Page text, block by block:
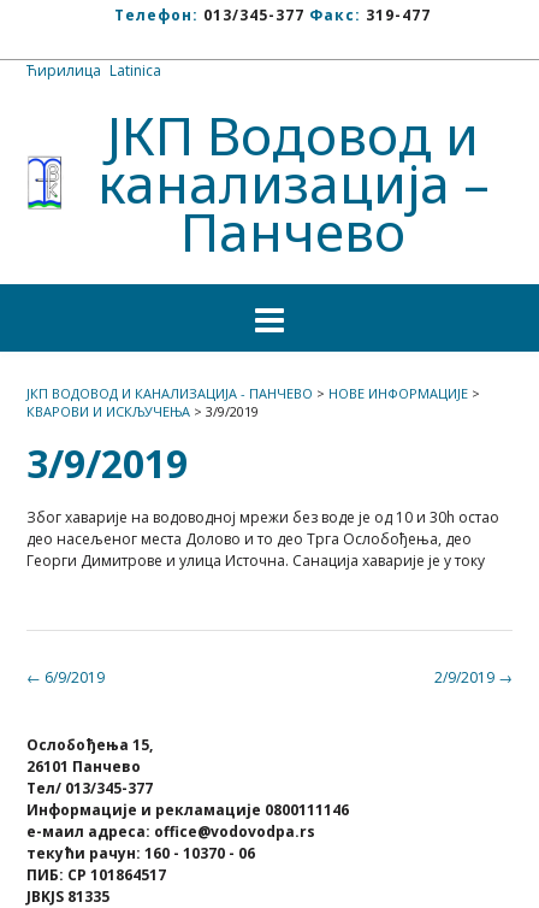
Телефон: 013/345-377 Факс: 319-477
Ћирилица Latinica
ЈКП Водовод и
канализација –
Панчево
ЈКП ВОДОВОД И КАНАЛИЗАЦИЈА - ПАНЧЕВО > НОВЕ ИНФОРМАЦИЈЕ >
КВАРОВИ И ИСКЉУЧЕЊА > 3/9/2019
3/9/2019
Због хаварије на водоводној мрежи без воде је oд 10 и 30h остао
део насељеног места Долово и то део Трга Ослобођења, део
Георги Димитрове и улица Источна. Санација хаварије је у току
Post 2/9/2019 →
← 6/9/2019
Ослобођења 15,
26101 Панчево
Тел/ 013/345-377
Информације и рекламације 0800111146
е-маил адреса: office@vodovodpa.rs
текући рачун: 160 - 10370 - 06
ПИБ: СР 101864517
JBKJS 81335